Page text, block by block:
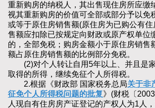
重新购房的纳税人，其出售现住房所应缴
视其重新购房的价值可全部或部分予以免
或等于原住房销售额(原住房为已购公有
售额应扣除已按规定向财政或原产权单位
的，全部免税；购房金额小于原住房销售
额占原住房销售额的比例部分免税。
(2)对个人转让自用5年以上、并且是
取得的所得，继续免征个人所得税。
2.根据《财政部 国家税务总局关于非
征免个人所得税问题的批复》(财税〔
人现自有住房房产证登记的产权人为1人